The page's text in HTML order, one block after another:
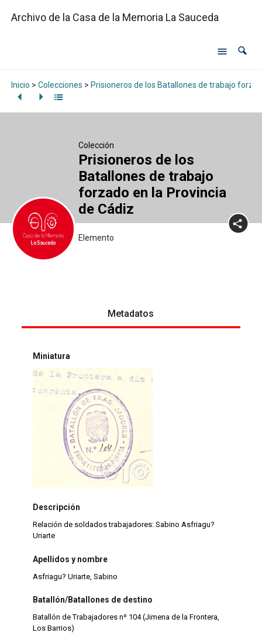
Archivo de la Casa de la Memoria La Sauceda
Inicio > Colecciones > Prisioneros de los Batallones de trabajo
Colección
Prisioneros de los
Batallones de trabajo
forzado en la Provincia
de Cádiz
Elemento
Metadatos
Miniatura
Descripción
Relación de soldados trabajadores: Sabino Asfriagu?
Uriarte
Apellidos y nombre
Asfriagu? Uriarte, Sabino
Batallón/Batallones de destino
Batallón de Trabajadores nº 104 (Jimena de la Frontera,
Los Barrios)